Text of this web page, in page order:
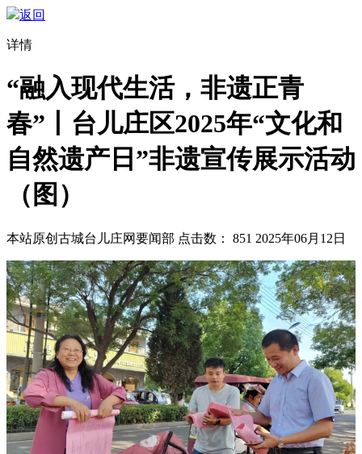
返回
详情
“融入现代生活，非遗正青
春”丨台儿庄区2025年“文化和
自然遗产日”非遗宣传展示活动
（图）
本站原创 古城台儿庄网要闻部 点击数： 851 2025年06月12日